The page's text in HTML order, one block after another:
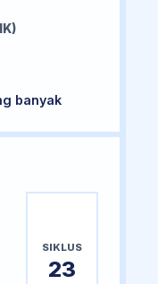
banyak
SIKLUS
23